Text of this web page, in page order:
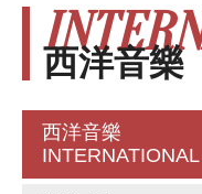
西洋音樂
西洋音樂
INTERNATIONAL